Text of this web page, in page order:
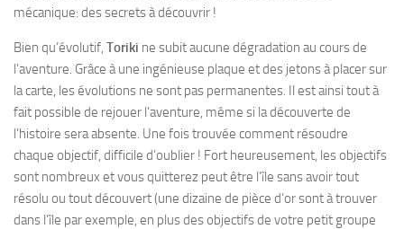
mécanique: des secrets à découvrir !
Bien qu’évolutif, Toriki ne subit aucune dégradation au cours de
l’aventure. Grâce à une ingénieuse plaque et des jetons à placer sur
la carte, les évolutions ne sont pas permanentes. Il est ainsi tout à
fait possible de rejouer l’aventure, même si la découverte de
l’histoire sera absente. Une fois trouvée comment résoudre
chaque objectif, difficile d’oublier ! Fort heureusement, les objectifs
sont nombreux et vous quitterez peut être l’île sans avoir tout
résolu ou tout découvert (une dizaine de pièce d’or sont à trouver
dans l’île par exemple, en plus des objectifs de votre petit groupe